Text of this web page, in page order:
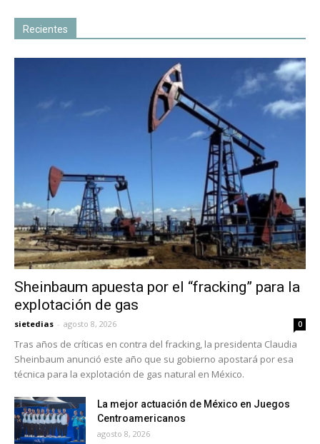
Recientes
Sheinbaum apuesta por el “fracking” para la
explotación de gas
sietedias - agosto 8, 2026 0
Tras años de críticas en contra del fracking, la presidenta Claudia
Sheinbaum anunció este año que su gobierno apostará por esa
técnica para la explotación de gas natural en México.
La mejor actuación de México en Juegos
Centroamericanos
agosto 8, 2026